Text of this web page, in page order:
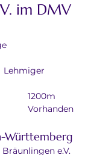
im DMV
Streckenlänge			1200m
Kinderstrecke			Vorhanden
Württemberg
e.V.